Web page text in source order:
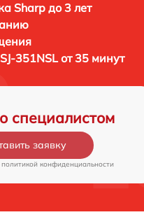
Sharp до 3 лет
351NSL от 35 минут
специалистом
заявку
политикой конфиденциальности